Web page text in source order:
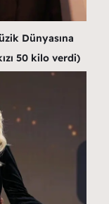
Dünyasına
50 kilo verdi)